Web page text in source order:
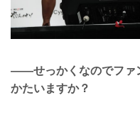
――せっかくなのでファ
かたいますか？